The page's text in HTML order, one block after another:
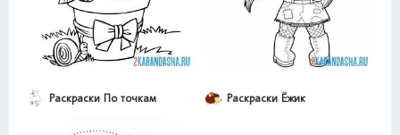
Раскраски По точкам Раскраски Ёжик